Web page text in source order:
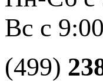
Вс с
(499)